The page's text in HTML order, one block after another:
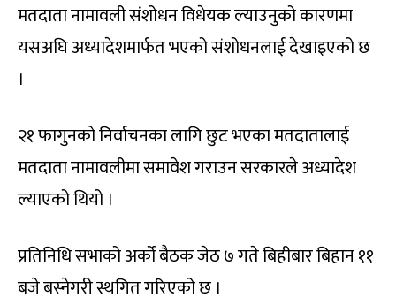
मतदाता नामावली संशोधन विधेयक ल्याउनुको कारणमा
यसअघि अध्यादेशमार्फत भएको संशोधनलाई देखाइएको छ
।
२१ फागुनको निर्वाचनका लागि छुट भएका मतदातालाई
मतदाता नामावलीमा समावेश गराउन सरकारले अध्यादेश
ल्याएको थियो ।
प्रतिनिधि सभाको अर्को बैठक जेठ ७ गते बिहीबार बिहान ११
बजे बस्नेगरी स्थगित गरिएको छ ।